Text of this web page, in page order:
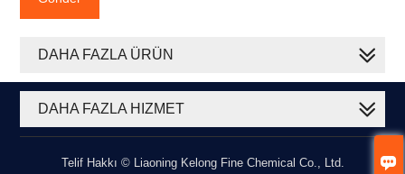

DAHA FAZLA ÜRÜN
DAHA FAZLA HIZMET
Telif Hakkı © Liaoning Kelong Fine Chemical Co., Ltd.